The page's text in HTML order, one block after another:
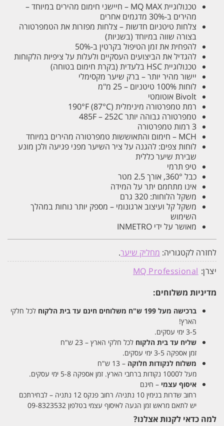
טכנולוגיית MQ MAX – חיישני חימום מהירים במיוחד –
מהירים ב-30% מדגמים אחרים
צלחות טיטניום חדשות – צלחות מפזרות את הטמפרטורה
בצורה שווה במיוחד (בשניות)
להפחית את זמן הטיפול בקרטין ב-50%
להגדיל את הביצועים העסקיים ולעלות על ציפיות הלקוחות
טכנולוגיית HSC בלעדית (בקרת חימום בטוחה)
יישור מהיר יותר – ברק שיער מקסימלי
לוחות 100% טיטניום – 25 מ"מ
Bivolt אוטומטי
רמת טמפרטורה מינימלית 190°F (87°C)
טמפרטורה גבוהה יותר 485F – 252C
3 רמות טמפרטורה
MCH – חימום והתאוששות טמפרטורה מהירים במיוחד
לוחות צפים: להגנה על ציר השיער מפני פגיעה ולכן מונע
שבירת שיער כללית
טיפ תרמי
כבל 360°, אורך 2.5 מטר
אינו מתחמם יתר על המידה
משקל הלוחות: 320 גרם
משקל קל ועיצוב ארגונומי – מספק יותר נוחות במהלך
השימוש
מאושר על ידי INMETRO
לחזרה לקטגוריה: מחליק שיער.
יצרן: MQ Professional
מדיניות משלוחים:
ברכישה מעל 199 ש"ח משלוחים חינם עד בית הלקוח לכל חלקי
הארץ!
3-5 ימי עסקים.
שליח עד בית הלקוח לכל חלקי הארץ – 23 ש"ח
זמן אספקה 3-5 ימי עסקים.
משלוח לנקודות חלוקה – 13 ש"ח
מעל ל1000 נקודות ברחבי הארץ. זמן אספקה 5-8 ימי עסקים.
איסוף עצמי – חינם
רחוב שדרות בנימין 10 נתניה/ רחוב פנקס 12 נתניה – לבחירתכם
יש לתאם מראש זמן הגעה לאיסוף עצמי בטלפון 09-8323532
למה כדאי לקנות אצלנו?